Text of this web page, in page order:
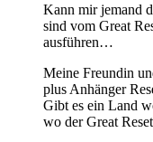
Kann mir jemand
sind vom Great
ausführen…
Meine Freundin
plus Anhänger
Gibt es ein Land
wo der Great